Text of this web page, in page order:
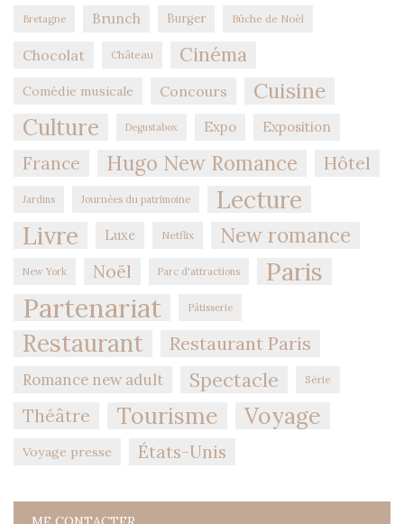
Bretagne Brunch Burger Bûche de Noël
Chocolat Château Cinéma
Comédie musicale Concours Cuisine
Culture Degustabox Expo Exposition
France Hugo New Romance Hôtel
Jardins Journées du patrimoine
Lecture
Livre
Luxe Netflix New romance
New York Noël Parc d'attractions Paris
Partenariat Pâtisserie
Restaurant Restaurant Paris
Romance new adult Spectacle Série
Théâtre Tourisme Voyage
Voyage presse États-Unis